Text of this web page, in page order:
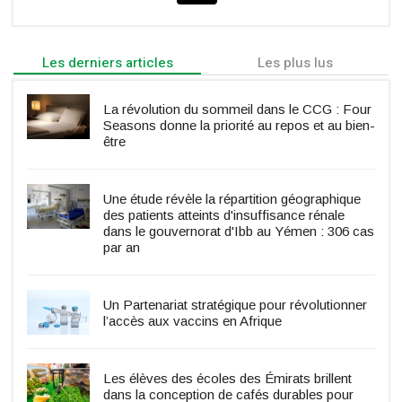
Les derniers articles Les plus lus
La révolution du sommeil dans le CCG : Four
Seasons donne la priorité au repos et au bien-
être
Une étude révèle la répartition géographique
des patients atteints d'insuffisance rénale
dans le gouvernorat d'Ibb au Yémen : 306 cas
par an
Un Partenariat stratégique pour révolutionner
l’accès aux vaccins en Afrique
Les élèves des écoles des Émirats brillent
dans la conception de cafés durables pour